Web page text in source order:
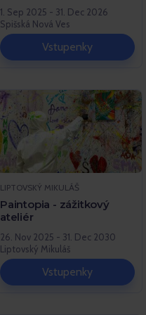
1. Sep 2025 - 31. Dec 2026
Spišská Nová Ves
Vstupenky
LIPTOVSKÝ MIKULÁŠ
Paintopia - zážitkový
ateliér
26. Nov 2025 - 31. Dec 2030
Liptovský Mikuláš
Vstupenky